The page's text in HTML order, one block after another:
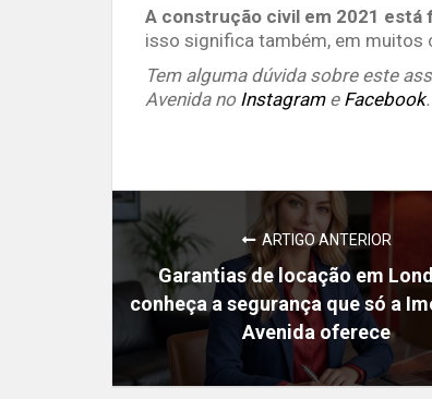
A construção civil em 2021 está
isso significa também, em muitos
Tem alguma dúvida sobre este
Avenida no Instagrame Facebook
ARTIGO ANTERIOR
Garantias de locação em
conheça a segurança que só a
Avenida oferece